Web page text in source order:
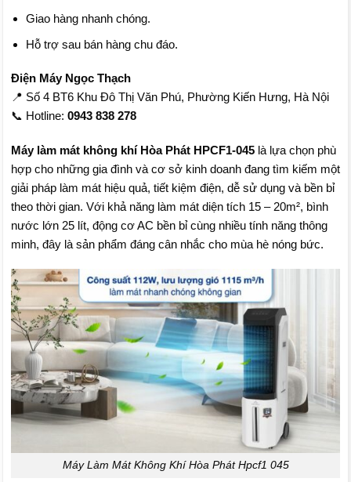
Giao hàng nhanh chóng.
Hỗ trợ sau bán hàng chu đáo.
Điện Máy Ngọc Thạch
📍 Số 4 BT6 Khu Đô Thị Văn Phú, Phường Kiến Hưng, Hà Nội
📞 Hotline: 0943 838 278
Máy làm mát không khí Hòa Phát HPCF1-045là lựa chọn phù
hợp cho những gia đình và cơ sở kinh doanh đang tìm kiếm một
giải pháp làm mát hiệu quả, tiết kiệm điện, dễ sử dụng và bền bỉ
theo thời gian. Với khả năng làm mát diện tích 15 – 20m², bình
nước lớn 25 lít, động cơ AC bền bỉ cùng nhiều tính năng thông
minh, đây là sản phẩm đáng cân nhắc cho mùa hè nóng bức.
Máy Làm Mát Không Khí Hòa Phát Hpcf1 045